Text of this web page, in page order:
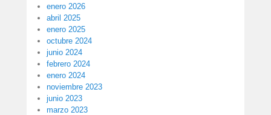
enero 2026
abril 2025
enero 2025
octubre 2024
junio 2024
febrero 2024
enero 2024
noviembre 2023
junio 2023
marzo 2023